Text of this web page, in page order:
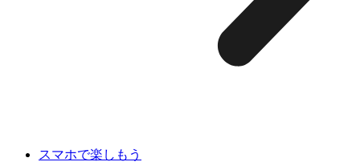
スマホで楽しもう